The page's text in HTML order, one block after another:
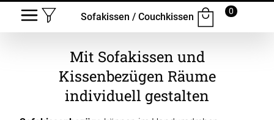
Sofakissen / Couchkissen
0
Mit Sofakissen und
Kissenbezügen Räume
individuell gestalten